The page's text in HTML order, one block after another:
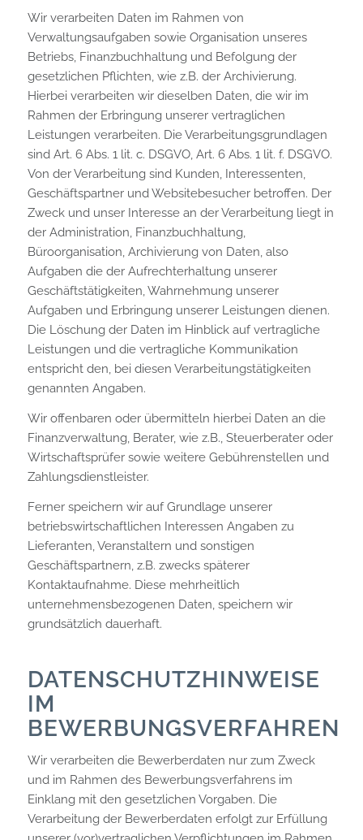
Wir verarbeiten Daten im Rahmen von
Verwaltungsaufgaben sowie Organisation unseres
Betriebs, Finanzbuchhaltung und Befolgung der
gesetzlichen Pflichten, wie z.B. der Archivierung.
Hierbei verarbeiten wir dieselben Daten, die wir im
Rahmen der Erbringung unserer vertraglichen
Leistungen verarbeiten. Die Verarbeitungsgrundlagen
sind Art. 6 Abs. 1 lit. c. DSGVO, Art. 6 Abs. 1 lit. f. DSGVO.
Von der Verarbeitung sind Kunden, Interessenten,
Geschäftspartner und Websitebesucher betroffen. Der
Zweck und unser Interesse an der Verarbeitung liegt in
der Administration, Finanzbuchhaltung,
Büroorganisation, Archivierung von Daten, also
Aufgaben die der Aufrechterhaltung unserer
Geschäftstätigkeiten, Wahrnehmung unserer
Aufgaben und Erbringung unserer Leistungen dienen.
Die Löschung der Daten im Hinblick auf vertragliche
Leistungen und die vertragliche Kommunikation
entspricht den, bei diesen Verarbeitungstätigkeiten
genannten Angaben.
Wir offenbaren oder übermitteln hierbei Daten an die
Finanzverwaltung, Berater, wie z.B., Steuerberater oder
Wirtschaftsprüfer sowie weitere Gebührenstellen und
Zahlungsdienstleister.
Ferner speichern wir auf Grundlage unserer
betriebswirtschaftlichen Interessen Angaben zu
Lieferanten, Veranstaltern und sonstigen
Geschäftspartnern, z.B. zwecks späterer
Kontaktaufnahme. Diese mehrheitlich
unternehmensbezogenen Daten, speichern wir
grundsätzlich dauerhaft.
DATENSCHUTZHINWEISE
IM
BEWERBUNGSVERFAHREN
Wir verarbeiten die Bewerberdaten nur zum Zweck
und im Rahmen des Bewerbungsverfahrens im
Einklang mit den gesetzlichen Vorgaben. Die
Verarbeitung der Bewerberdaten erfolgt zur Erfüllung